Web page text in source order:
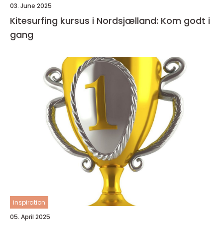
03. June 2025
Kitesurfing kursus i Nordsjælland: Kom godt i
gang
inspiration
05. April 2025